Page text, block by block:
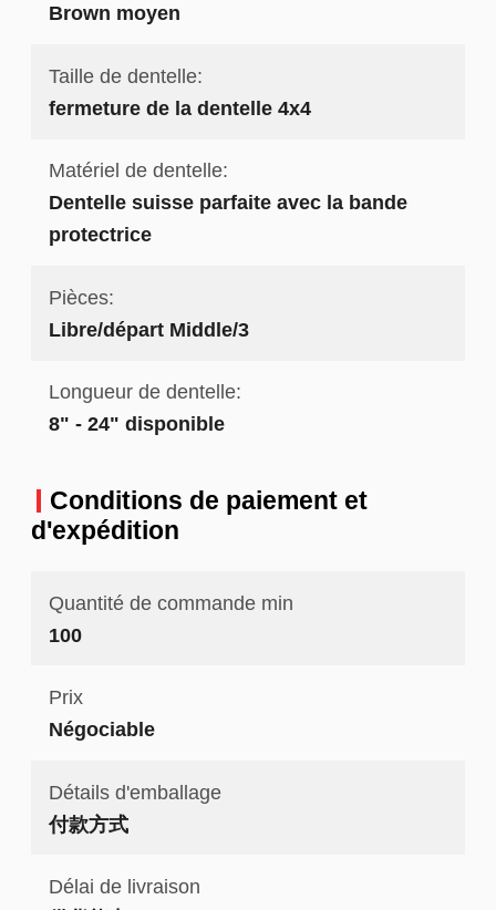
Brown moyen
Taille de dentelle:
fermeture de la dentelle 4x4
Matériel de dentelle:
Dentelle suisse parfaite avec la bande
protectrice
Pièces:
Libre/départ Middle/3
Longueur de dentelle:
8" - 24" disponible
Conditions de paiement et
d'expédition
Quantité de commande min
100
Prix
Négociable
Détails d'emballage
付款方式
Délai de livraison